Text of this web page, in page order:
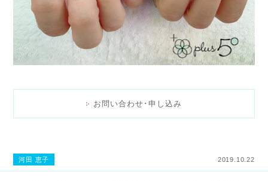
お問い合わせ･申し込み
河田 恵子 2019.10.22